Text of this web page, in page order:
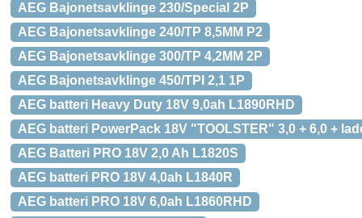
AEG Bajonetsavklinge 230/Special 2P
AEG Bajonetsavklinge 240/TP 8,5MM P2
AEG Bajonetsavklinge 300/TP 4,2MM 2P
AEG Bajonetsavklinge 450/TPI 2,1 1P
AEG batteri Heavy Duty 18V 9,0ah L1890RHD
AEG batteri PowerPack 18V "TOOLSTER" 3,0 + 6,0 +
AEG Batteri PRO 18V 2,0 Ah L1820S
AEG batteri PRO 18V 4,0ah L1840R
AEG batteri PRO 18V 6,0ah L1860RHD